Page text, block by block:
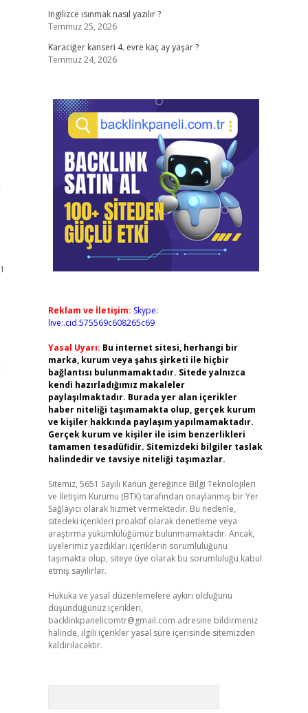
Ingilizce ısınmak nasıl yazılır ?
Temmuz 25, 2026
Karaciğer kanseri 4. evre kaç ay yaşar ?
Temmuz 24, 2026
Reklam ve İletişim: Skype:
live:.cid.575569c608265c69
Yasal Uyarı: Bu internet sitesi, herhangi bir
marka, kurum veya şahıs şirketi ile hiçbir
bağlantısı bulunmamaktadır. Sitede yalnızca
kendi hazırladığımız makaleler
paylaşılmaktadır. Burada yer alan içerikler
haber niteliği taşımamakta olup, gerçek kurum
ve kişiler hakkında paylaşım yapılmamaktadır.
Gerçek kurum ve kişiler ile isim benzerlikleri
tamamen tesadüfidir. Sitemizdeki bilgiler taslak
halindedir ve tavsiye niteliği taşımazlar.
Sitemiz, 5651 Sayılı Kanun gereğince Bilgi Teknolojileri
ve İletişim Kurumu (BTK) tarafından onaylanmış bir Yer
Sağlayıcı olarak hizmet vermektedir. Bu nedenle,
sitedeki içerikleri proaktif olarak denetleme veya
araştırma yükümlülüğümüz bulunmamaktadır. Ancak,
üyelerimiz yazdıkları içeriklerin sorumluluğunu
taşımakta olup, siteye üye olarak bu sorumluluğu kabul
etmiş sayılırlar.
Hukuka ve yasal düzenlemelere aykırı olduğunu
düşündüğünüz içerikleri,
backlinkpanelicomtr@gmail.com adresine bildirmeniz
halinde, ilgili içerikler yasal süre içerisinde sitemizden
kaldırılacaktır.